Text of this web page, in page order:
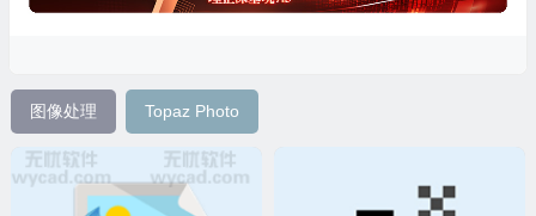
图像处理 Topaz Photo